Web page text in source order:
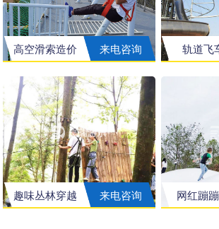
高空滑索造价 来电咨询 轨道飞
趣味丛林穿越 来电咨询 网红蹦